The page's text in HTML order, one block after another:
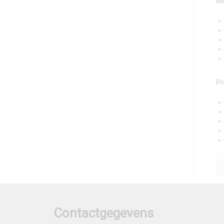
Contactgegevens